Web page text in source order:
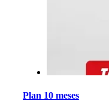
Plan 10 meses